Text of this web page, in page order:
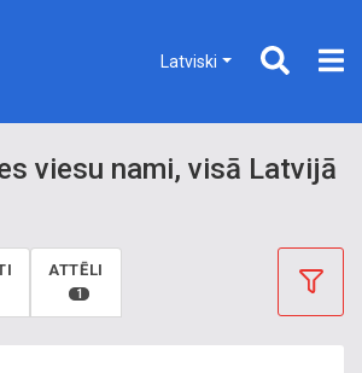
Latviski
viesu nami, visā Latvijā
ATTĒLI
1